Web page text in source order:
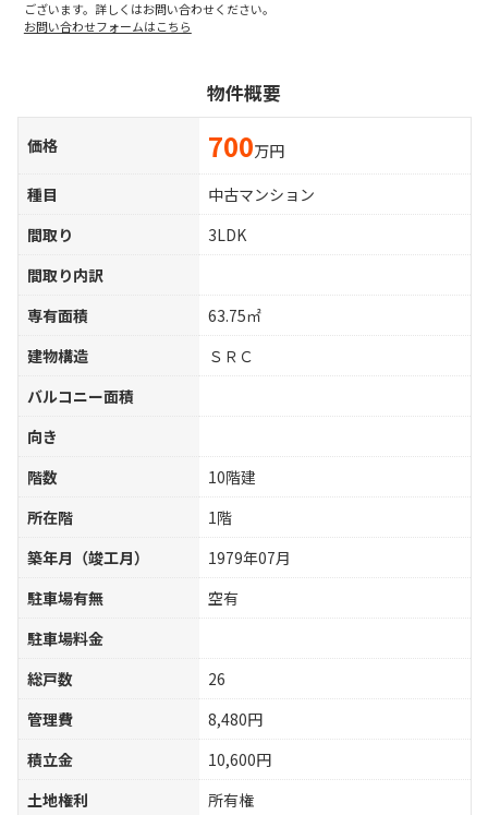
ございます。詳しくはお問い合わせください。
お問い合わせフォームはこちら
物件概要
価格 700万円
種目
中古マンション
間取り
3LDK
間取り内訳
専有面積
63.75㎡
建物構造
ＳＲＣ
バルコニー面積
向き
階数
10階建
所在階
1階
築年月（竣工月）
1979年07月
駐車場有無
空有
駐車場料金
総戸数
26
管理費
8,480円
積立金
10,600円
土地権利
所有権